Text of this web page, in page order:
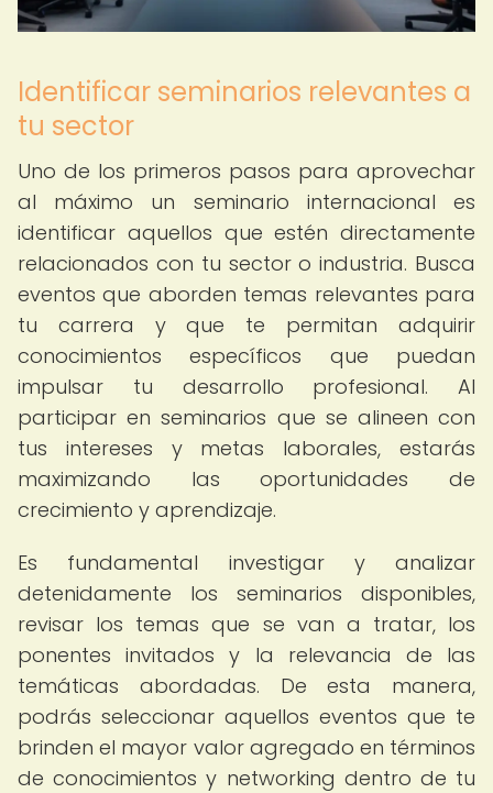
Identificar seminarios relevantes a
tu sector
Uno de los primeros pasos para aprovechar
al máximo un seminario internacional es
identificar aquellos que estén directamente
relacionados con tu sector o industria. Busca
eventos que aborden temas relevantes para
tu carrera y que te permitan adquirir
conocimientos específicos que puedan
impulsar tu desarrollo profesional. Al
participar en seminarios que se alineen con
tus intereses y metas laborales, estarás
maximizando las oportunidades de
crecimiento y aprendizaje.
Es fundamental investigar y analizar
detenidamente los seminarios disponibles,
revisar los temas que se van a tratar, los
ponentes invitados y la relevancia de las
temáticas abordadas. De esta manera,
podrás seleccionar aquellos eventos que te
brinden el mayor valor agregado en términos
de conocimientos y networking dentro de tu